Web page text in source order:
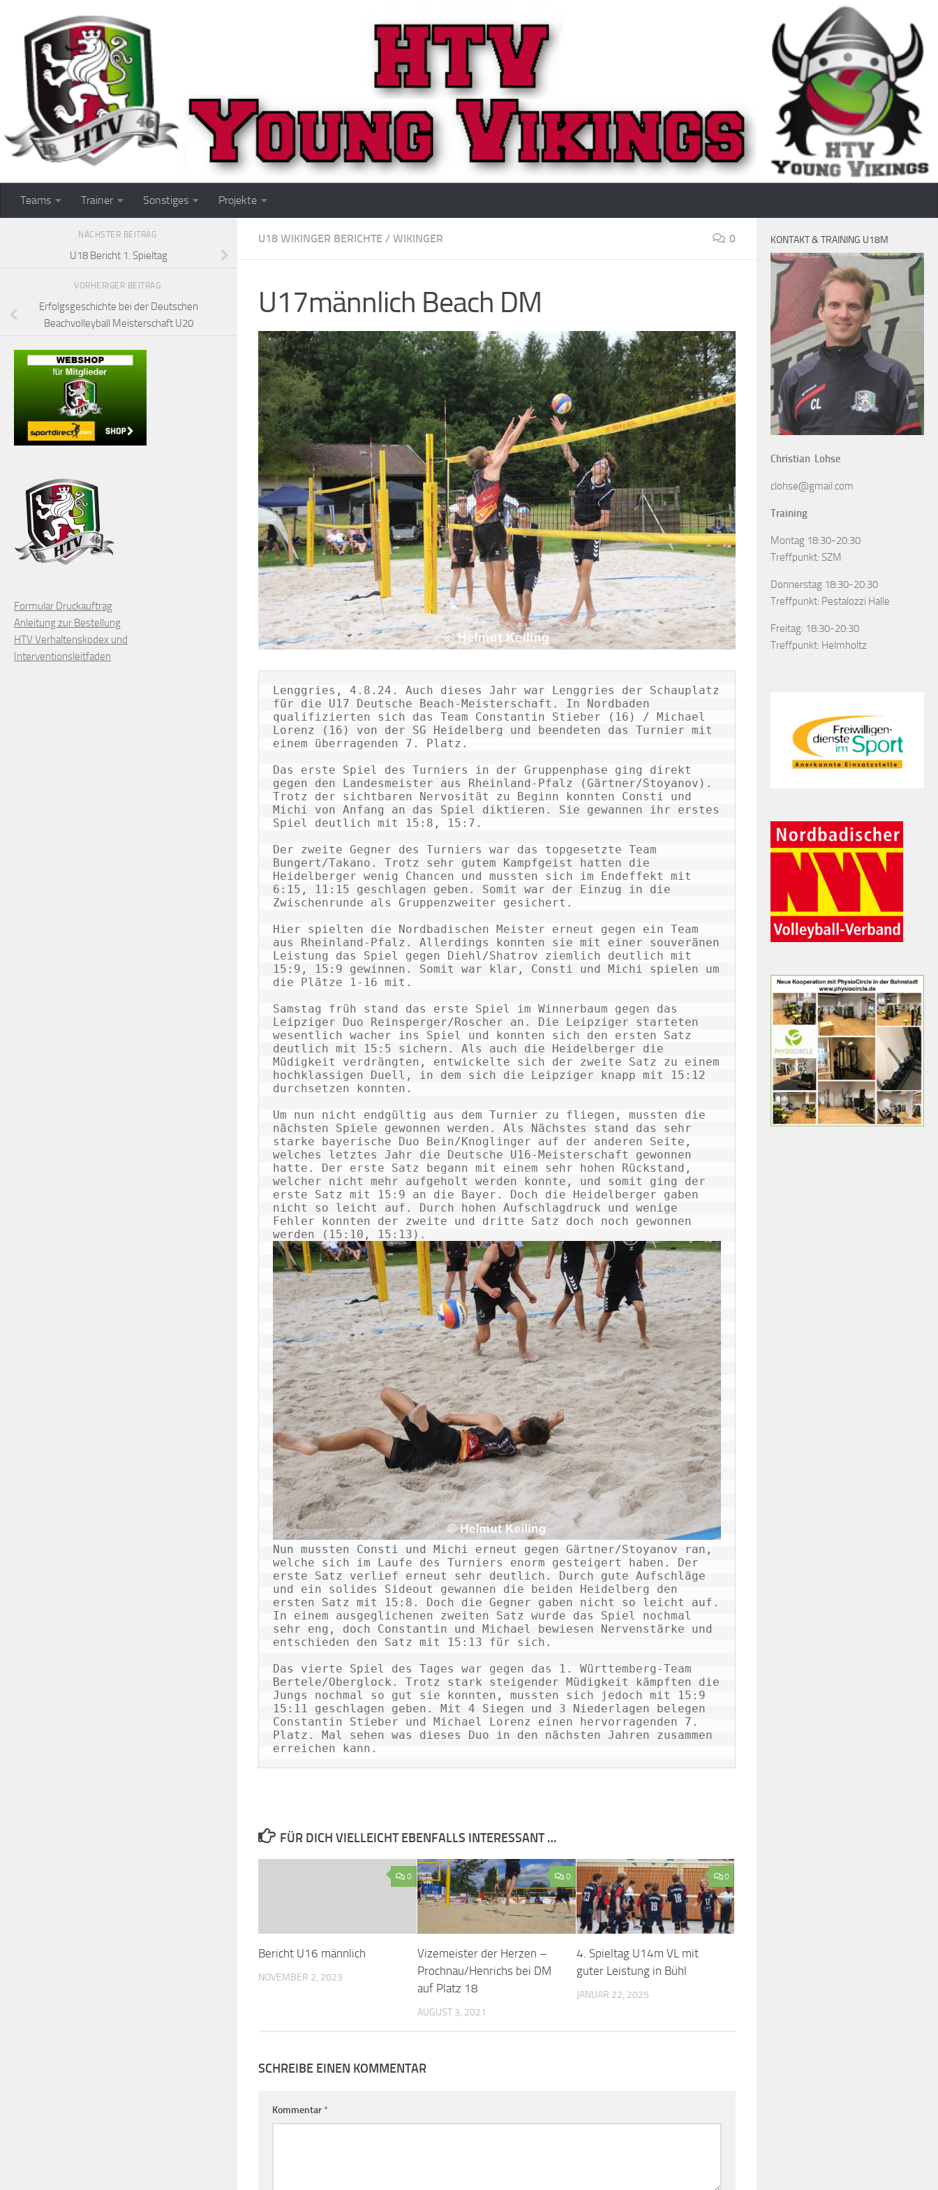
Zum Inhalt springen
Teams Trainer Sonstiges Projekte
U18 WIKINGER BERICHTE / WIKINGER 0
U17männlich Beach DM
Lenggries, 4.8.24. Auch dieses Jahr war Lenggries der Schauplatz
für die U17 Deutsche Beach-Meisterschaft. In Nordbaden
qualifizierten sich das Team Constantin Stieber (16) / Michael
Lorenz (16) von der SG Heidelberg und beendeten das Turnier mit
einem überragenden 7. Platz.
Das erste Spiel des Turniers in der Gruppenphase ging direkt
gegen den Landesmeister aus Rheinland-Pfalz (Gärtner/Stoyanov).
Trotz der sichtbaren Nervosität zu Beginn konnten Consti und
Michi von Anfang an das Spiel diktieren. Sie gewannen ihr erstes
Spiel deutlich mit 15:8, 15:7.
Der zweite Gegner des Turniers war das topgesetzte Team
Bungert/Takano. Trotz sehr gutem Kampfgeist hatten die
Heidelberger wenig Chancen und mussten sich im Endeffekt mit
6:15, 11:15 geschlagen geben. Somit war der Einzug in die
Zwischenrunde als Gruppenzweiter gesichert.
Hier spielten die Nordbadischen Meister erneut gegen ein Team
aus Rheinland-Pfalz. Allerdings konnten sie mit einer souveränen
Leistung das Spiel gegen Diehl/Shatrov ziemlich deutlich mit
15:9, 15:9 gewinnen. Somit war klar, Consti und Michi spielen um
die Plätze 1-16 mit.
Samstag früh stand das erste Spiel im Winnerbaum gegen das
Leipziger Duo Reinsperger/Roscher an. Die Leipziger starteten
wesentlich wacher ins Spiel und konnten sich den ersten Satz
deutlich mit 15:5 sichern. Als auch die Heidelberger die
Müdigkeit verdrängten, entwickelte sich der zweite Satz zu einem
hochklassigen Duell, in dem sich die Leipziger knapp mit 15:12
durchsetzen konnten.
Um nun nicht endgültig aus dem Turnier zu fliegen, mussten die
nächsten Spiele gewonnen werden. Als Nächstes stand das sehr
starke bayerische Duo Bein/Knoglinger auf der anderen Seite,
welches letztes Jahr die Deutsche U16-Meisterschaft gewonnen
hatte. Der erste Satz begann mit einem sehr hohen Rückstand,
welcher nicht mehr aufgeholt werden konnte, und somit ging der
erste Satz mit 15:9 an die Bayer. Doch die Heidelberger gaben
nicht so leicht auf. Durch hohen Aufschlagdruck und wenige
Fehler konnten der zweite und dritte Satz doch noch gewonnen
Nun mussten Consti und Michi erneut gegen Gärtner/Stoyanov ran,
welche sich im Laufe des Turniers enorm gesteigert haben. Der
erste Satz verlief erneut sehr deutlich. Durch gute Aufschläge
und ein solides Sideout gewannen die beiden Heidelberg den
ersten Satz mit 15:8. Doch die Gegner gaben nicht so leicht auf.
In einem ausgeglichenen zweiten Satz wurde das Spiel nochmal
sehr eng, doch Constantin und Michael bewiesen Nervenstärke und
entschieden den Satz mit 15:13 für sich.
Das vierte Spiel des Tages war gegen das 1. Württemberg-Team
Bertele/Oberglock. Trotz stark steigender Müdigkeit kämpften die
Jungs nochmal so gut sie konnten, mussten sich jedoch mit 15:9
15:11 geschlagen geben. Mit 4 Siegen und 3 Niederlagen belegen
Constantin Stieber und Michael Lorenz einen hervorragenden 7.
Platz. Mal sehen was dieses Duo in den nächsten Jahren zusammen
erreichen kann.
FÜR DICH VIELLEICHT EBENFALLS INTERESSANT …
0
Bericht U16 männlich
NOVEMBER 2, 2023
0
Vizemeister der Herzen –
Prochnau/Henrichs bei DM
auf Platz 18
AUGUST 3, 2021
0
4. Spieltag U14m VL mit
guter Leistung in Bühl
JANUAR 22, 2025
SCHREIBE EINEN KOMMENTAR
Kommentar*
NÄCHSTER BEITRAG
U18 Bericht 1. Spieltag
VORHERIGER BEITRAG
Erfolgsgeschichte bei der Deutschen
Beachvolleyball Meisterschaft U20
Formular Druckauftrag
Anleitung zur Bestellung
HTV Verhaltenskodex und
Interventionsleitfaden
KONTAKT & TRAINING U18M
Christian Lohse
clohse@gmail.com
Training
Montag 18:30-20:30
Treffpunkt: SZM
Donnerstag 18:30-20:30
Treffpunkt: Pestalozzi Halle
Freitag: 18:30-20:30
Treffpunkt: Helmholtz